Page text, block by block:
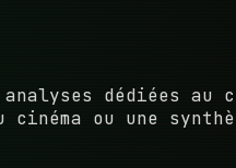
dédiées au
ou une